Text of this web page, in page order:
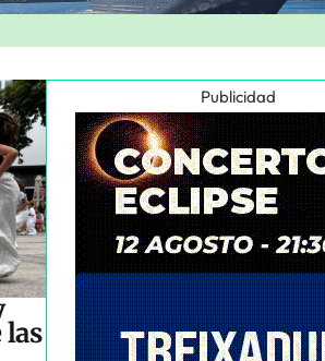
las
Publicidad